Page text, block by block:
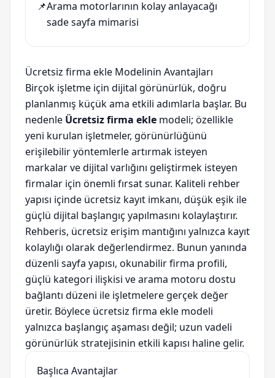
📌Arama motorlarının kolay anlayacağı
sade sayfa mimarisi
Ücretsiz firma ekle Modelinin Avantajları
Birçok işletme için dijital görünürlük, doğru
planlanmış küçük ama etkili adımlarla başlar. Bu
nedenle Ücretsiz firma ekle modeli; özellikle
yeni kurulan işletmeler, görünürlüğünü
erişilebilir yöntemlerle artırmak isteyen
markalar ve dijital varlığını geliştirmek isteyen
firmalar için önemli fırsat sunar. Kaliteli rehber
yapısı içinde ücretsiz kayıt imkanı, düşük eşik ile
güçlü dijital başlangıç yapılmasını kolaylaştırır.
Rehberis, ücretsiz erişim mantığını yalnızca kayıt
kolaylığı olarak değerlendirmez. Bunun yanında
düzenli sayfa yapısı, okunabilir firma profili,
güçlü kategori ilişkisi ve arama motoru dostu
bağlantı düzeni ile işletmelere gerçek değer
üretir. Böylece ücretsiz firma ekle modeli
yalnızca başlangıç aşaması değil; uzun vadeli
görünürlük stratejisinin etkili kapısı haline gelir.
Başlıca Avantajlar